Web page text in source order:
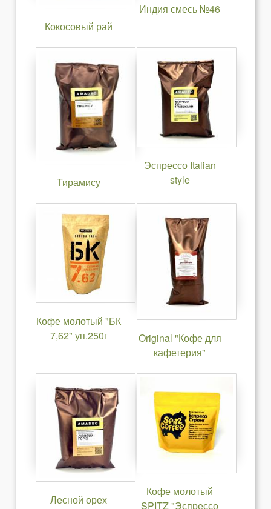
Кокосовый рай
Индия смесь №46
Тирамису
Эспрессо Italian
style
Кофе молотый "БК
7,62" уп.250г
Original "Кофе для
кафетерия"
Лесной орех
Кофе молотый
SPITZ "Эспрессо